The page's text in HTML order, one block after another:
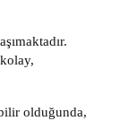
olduğunda,